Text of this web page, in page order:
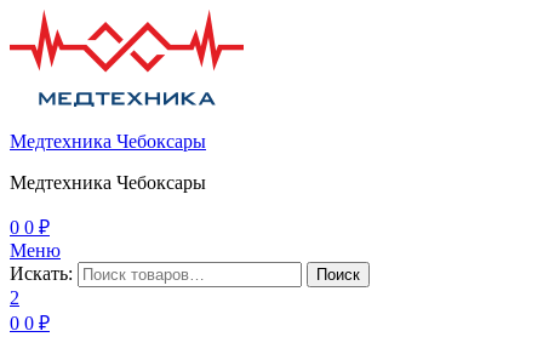
Медтехника Чебоксары
Медтехника Чебоксары
0 0 ₽
Меню
Искать:
Поиск
2
0 0 ₽